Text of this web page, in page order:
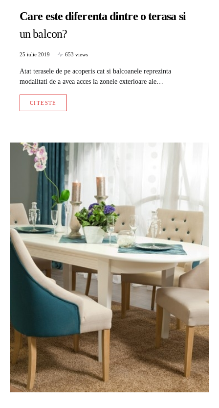
Care este diferenta dintre o terasa si
un balcon?
25 iulie 2019 653 views
Atat terasele de pe acoperis cat si balcoanele reprezinta
modalitati de a avea acces la zonele exterioare ale…
CITESTE